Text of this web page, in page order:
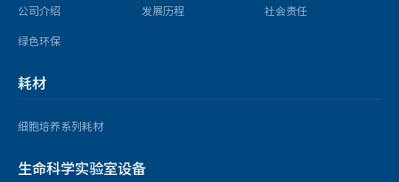
公司介绍 发展历程
社会责任
绿色环保
耗材
细胞培养系列耗材
生命科学实验室设备